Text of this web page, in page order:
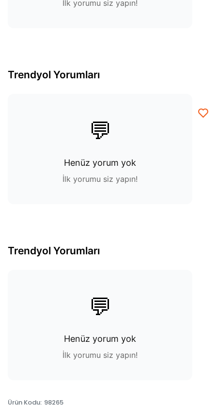
İlk yorumu siz yapın!
Trendyol Yorumları
💬
Henüz yorum yok
İlk yorumu siz yapın!
Trendyol Yorumları
💬
Henüz yorum yok
İlk yorumu siz yapın!
Ürün Kodu: 98265